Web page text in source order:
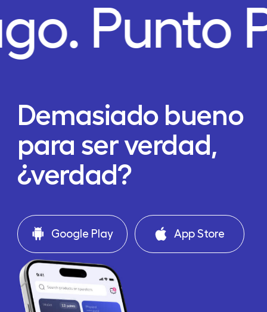
Punto
Demasiado bueno
para ser verdad,
¿verdad?
Google Play App Store